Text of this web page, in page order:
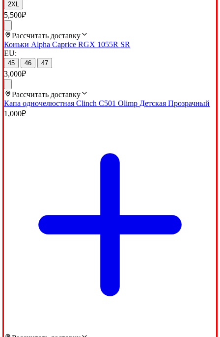
2XL
5,500₽
Рассчитать доставку
Коньки Alpha Caprice RGX 1055R SR
EU:
45 46 47
3,000₽
Рассчитать доставку
Капа одночелюстная Clinch C501 Olimp Детская Прозрачный
1,000₽